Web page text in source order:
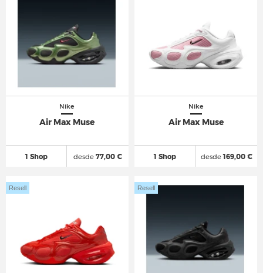
Nike
Air Max Muse
1 Shop desde77,00 €
Nike
Air Max Muse
1 Shop desde169,00 €
Resell Resell